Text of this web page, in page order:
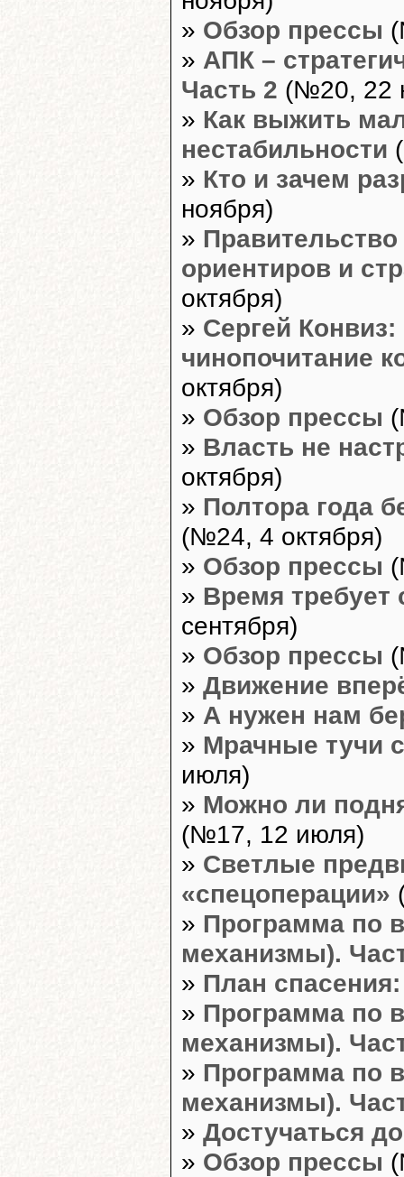
» Обзор прессы
» АПК –
Часть 2 (№20, 22
» Как выжить
нестабильности
» Кто и зачем
ноября)
»
ориентиров и
октября)
» Сергей
чинопочитание
октября)
» Обзор прессы
» Власть не
октября)
» Полтора года
(№24, 4 октября)
» Обзор прессы
» Время требует
сентября)
» Обзор прессы
» Движение
» А нужен нам
» Мрачные тучи
июля)
» Можно ли
(№17, 12 июля)
» Светлые
«спецоперации»
» Программа по
механизмы).
» План
» Программа по
механизмы).
» Программа по
механизмы).
» Достучаться
» Обзор прессы